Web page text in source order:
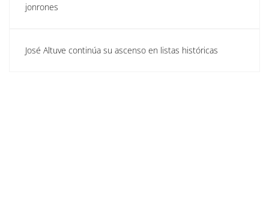
jonrones
José Altuve continúa su ascenso en listas históricas